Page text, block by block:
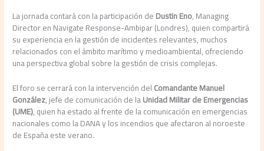
La jornada contará con la participación deDustin Eno, Managing
Director en Navigate Response-Ambipar (Londres), quien compartirá
su experiencia en la gestión de incidentes relevantes, muchos
relacionados con el ámbito marítimo y medioambiental, ofreciendo
una perspectiva global sobre la gestión de crisis complejas.
El foro se cerrará con la intervención delComandante Manuel
González, jefe de comunicación de laUnidad Militar de Emergencias
(UME), quien ha estado al frente de la comunicación en emergencias
nacionales como la DANA y los incendios que afectaron al noroeste
de España este verano.